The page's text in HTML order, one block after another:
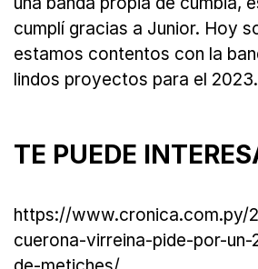
cumplí gracias a Junior. Hoy
estamos contentos con la
lindos proyectos para el 2023.
TE PUEDE
https://www.cronica.com.py/
cuerona-virreina-pide-por-